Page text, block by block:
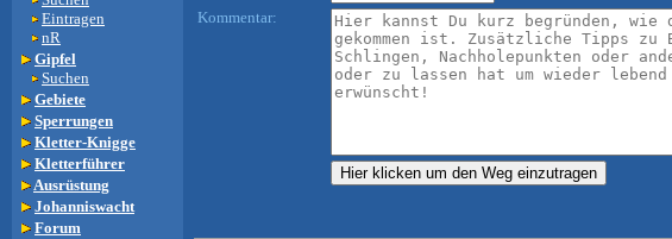
Eintragen
nR
Gipfel
Suchen
Gebiete
Sperrungen
Kletter-Knigge
Kletterführer
Ausrüstung
Johanniswacht
Forum
Kommentar: